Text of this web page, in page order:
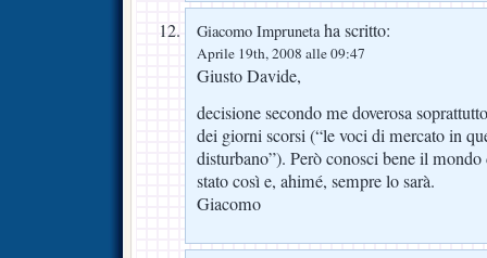
Giacomo Imprunetaha scritto:
Aprile 19th, 2008 alle 09:47
Giusto Davide,
decisione secondo me doverosa
dei giorni scorsi (“le voci di mercato in
disturbano”). Però conosci bene il
stato così e, ahimé, sempre lo sarà.
Giacomo